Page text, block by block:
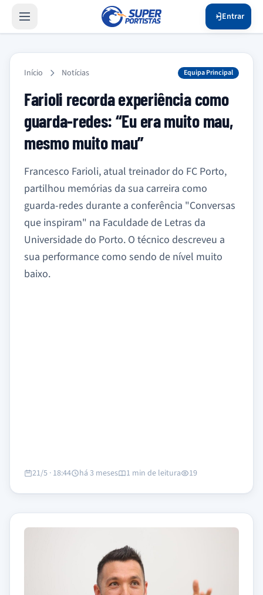
Entrar
Início Notícias Equipa Principal
Farioli recorda experiência como
guarda-redes: “Eu era muito mau,
mesmo muito mau”
Francesco Farioli, atual treinador do FC Porto,
partilhou memórias da sua carreira como
guarda-redes durante a conferência "Conversas
que inspiram" na Faculdade de Letras da
Universidade do Porto. O técnico descreveu a
sua performance como sendo de nível muito
baixo.
21/5 · 18:44 há 3 meses 1 min de leitura 19